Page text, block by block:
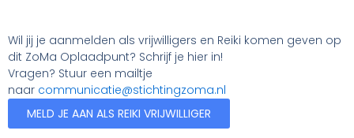
Wil jij je aanmelden als vrijwilligers en Reiki komen geven op
dit ZoMa Oplaadpunt? Schrijf je hier in!
Vragen? Stuur een mailtje
naar communicatie@stichtingzoma.nl
MELD JE AAN ALS REIKI VRIJWILLIGER